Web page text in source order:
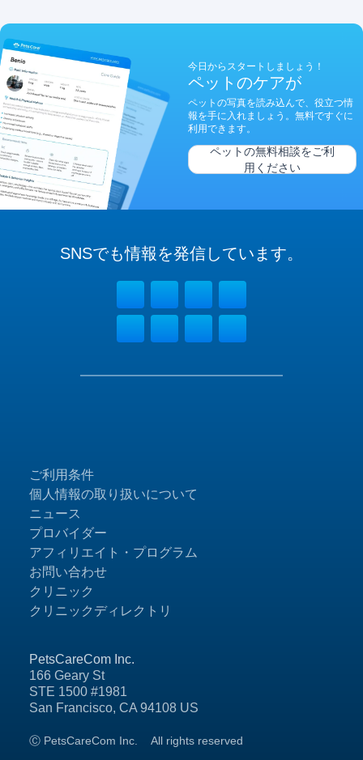
今日からスタートしましょう！
ペットのケアが
ペットの写真を読み込んで、役立つ情
報を手に入れましょう。無料ですぐに
利用できます。
ペットの無料相談をご利
用ください
PetsCareCom Inc.
166 Geary St
STE 1500 #1981
San Francisco, CA 94108 US
Ⓒ PetsCareCom Inc. All rights reserved
ご利用条件
個人情報の取り扱いについて
ニュース
プロバイダー
アフィリエイト・プログラム
お問い合わせ
クリニック
クリニックディレクトリ
SNSでも情報を発信しています。